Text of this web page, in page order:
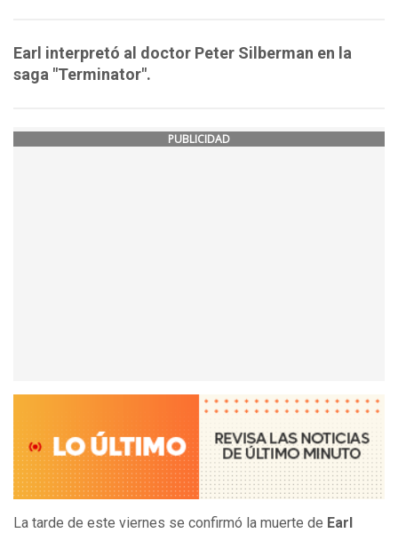
Earl interpretó al doctor Peter Silberman en la
saga "Terminator".
PUBLICIDAD
La tarde de este viernes se confirmó la muerte de Earl